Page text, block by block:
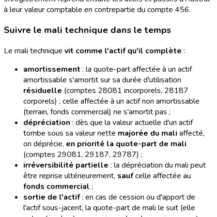
à leur valeur comptable en contrepartie du compte 456.
Suivre le mali technique dans le temps
Le mali technique vit comme l'actif qu'il complète :
amortissement : la quote-part affectée à un actif
amortissable s'amortit sur sa durée d'utilisation
résiduelle (comptes 28081 incorporels, 28187
corporels) ; celle affectée à un actif non amortissable
(terrain, fonds commercial) ne s'amortit pas ;
dépréciation : dès que la valeur actuelle d'un actif
tombe sous sa valeur nette majorée du mali affecté,
on déprécie, en priorité la quote-part de mali
(comptes 29081, 29187, 29787) ;
irréversibilité partielle : la dépréciation du mali peut
être reprise ultérieurement, saufcelle affectée au
fonds commercial ;
sortie de l'actif: en cas de cession ou d'apport de
l'actif sous-jacent, la quote-part de mali le suit (elle